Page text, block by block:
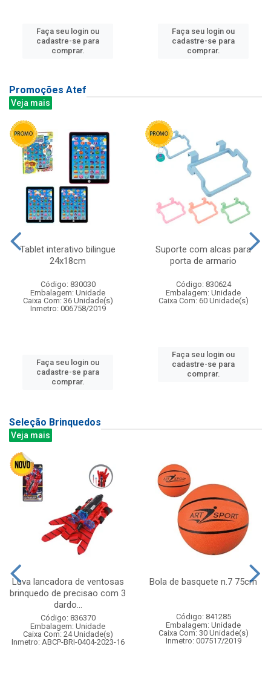
Faça seu login ou
cadastre-se para
comprar.
Faça seu login ou
cadastre-se para
comprar.
Promoções Atef
Veja mais
Tablet interativo bilingue
24x18cm
Código: 830030
Embalagem: Unidade
Caixa Com: 36 Unidade(s)
Inmetro: 006758/2019
Faça seu login ou
cadastre-se para
comprar.
Suporte com alcas para
porta de armario
Código: 830624
Embalagem: Unidade
Caixa Com: 60 Unidade(s)
Faça seu login ou
cadastre-se para
comprar.
Seleção Brinquedos
Veja mais
Luva lancadora de ventosas
brinquedo de precisao com 3
dardo...
Código: 836370
Embalagem: Unidade
Caixa Com: 24 Unidade(s)
Inmetro: ABCP-BRI-0404-2023-16
Bola de basquete n.7 75cm
Código: 841285
Embalagem: Unidade
Caixa Com: 30 Unidade(s)
Inmetro: 007517/2019